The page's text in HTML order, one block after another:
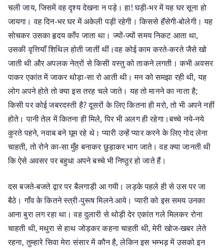
चली जाय, जिसमें वह दृश्य देखना न पड़े। हा! घड़ी-भर में यह घर सूना हो
जायगा। वह दिन-भर घर में अकेली पड़ी रहेगी। किससे हॅंसेगी-बोलेगी। यह
सोचकर उसका हृदय काँप जाता था। ज्यों-ज्यों समय निकट आता था,
उसकी वृत्तियाँ शिथिल होती जातीं थीं।वह कोई काम करते-करते जैसे खो
जाती थी और अपलक नेत्रों से किसी वस्तु को ताकने लगती। कभी अवसर
पाकर एकांत में जाकर थोड़ा-सा रो आती थी। मन को समझा रही थी, यह
लोग अपने होते तो क्या इस तरह चले जाते। यह तो मानने का नाता है;
किसी पर कोई जबरदस्ती है? दूसरों के लिए कितना ही मरो, तो भी अपने नहीं
होते। पानी तेल में कितना ही मिले, पिर भी अलग ही रहेगा।बच्चे नये-नये
कुरते पहने, नवाब बने घूम रहे थे। प्यारी उन्हें प्यार करने के लिए गोद लेना
चाहती, तो रोने का-सा मुँह बनाकर छुड़ाकर भाग जाते। वह क्या जानती थी
कि ऐसे अवसर पर बहुधा अपने बच्चे भी निष्ठुर हो जाते हैं।
दस बजते-बजते द्वार पर बैलगाड़ी आ गयी। लड़के पहले ही से उस पर जा
बैठे। गाँव के कितने स्त्री-पुरूष मिलने आये। प्यारी को इस समय उनका
आना बुरा लग रहा था। वह दुलारी से थोड़ी देर एकांत गले मिलकर रोना
चाहती थी, मथुरा से हाथ जोड़कर कहना चाहती थी, मेरी खोज-खबर लेते
रहना, तुम्हारे सिवा मेरा संसार में कौन है, लेकिन इस भम्भड़ में उसको इन